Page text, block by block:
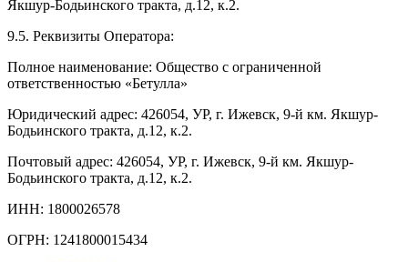
Якшур-Бодьинского тракта, д.12, к.2.
9.5. Реквизиты Оператора:
Полное наименование: Общество с ограниченной
ответственностью «Бетулла»
Юридический адрес: 426054, УР, г. Ижевск, 9-й км. Якшур-
Бодьинского тракта, д.12, к.2.
Почтовый адрес: 426054, УР, г. Ижевск, 9-й км. Якшур-
Бодьинского тракта, д.12, к.2.
ИНН: 1800026578
ОГРН: 1241800015434